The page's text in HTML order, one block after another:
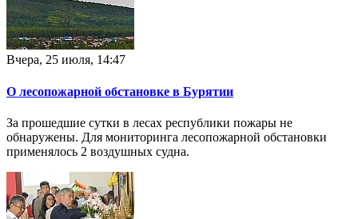
Вчера, 25 июля, 14:47
О лесопожарной обстановке в Бурятии
За прошедшие сутки в лесах республики пожары не
обнаружены. Для мониторинга лесопожарной обстановки
применялось 2 воздушных судна.